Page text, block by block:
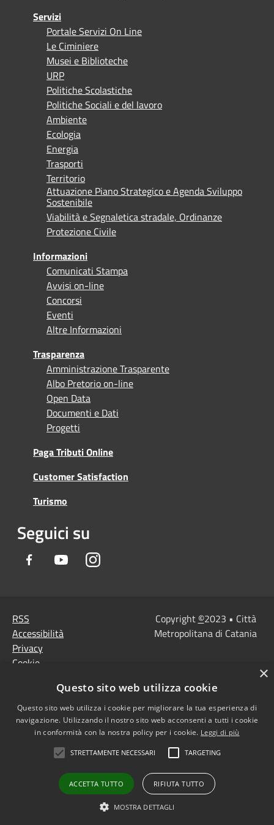
Servizi
Portale Servizi On Line
Le Ciminiere
Musei e Biblioteche
URP
Politiche Scolastiche
Politiche Sociali e del lavoro
Ambiente
Ecologia
Energia
Trasporti
Territorio
Attuazione Piano Strategico e Agenda Sviluppo
Sostenibile
Viabilità e Segnaletica stradale, Ordinanze
Protezione Civile
Informazioni
Comunicati Stampa
Avvisi on-line
Concorsi
Eventi
Altre Informazioni
Trasparenza
Amministrazione Trasparente
Albo Pretorio on-line
Open Data
Documenti e Dati
Progetti
Paga Tributi Online
Customer Satisfaction
Turismo
Seguici su
Facebook YoutubeInstagram
RSS
Accessibilità
Privacy
Cookie
Note Legali
Agenzia per l'Italia
digitale
accessibilità
Dichiarazione di
accessibilità PagoPa
Obiettivi di accessibilità
Copyright ©2023 • Città
Metropolitana di Catania
×
Questo sito web utilizza cookie
Questo sito web utilizza i cookie per migliorare la tua esperienza di
navigazione. Utilizzando il nostro sito web acconsenti a tutti i cookie
in conformità con la nostra policy per i cookie. Leggi di più
STRETTAMENTE NECESSARI TARGETING
ACCETTA TUTTO RIFIUTA TUTTO
MOSTRA DETTAGLI